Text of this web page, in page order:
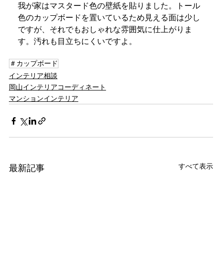
我が家はマスタード色の壁紙を貼りました。トール
色のカップボードを置いているため見える面は少し
ですが、それでもおしゃれな雰囲気に仕上がりま
す。汚れも目立ちにくいですよ。
＃カップボード
インテリア相談
岡山インテリアコーディネート
マンションインテリア
最新記事 すべて表示